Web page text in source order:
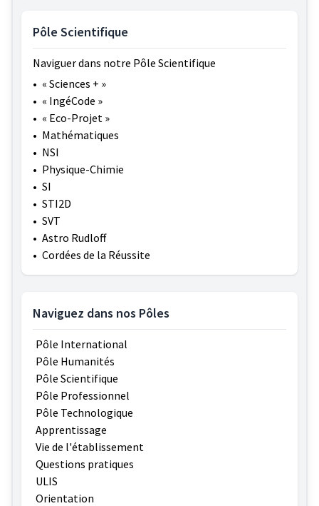
Pôle Scientifique
Naviguer dans notre Pôle Scientifique
• « Sciences + »
• « IngéCode »
• « Eco-Projet »
• Mathématiques
• NSI
• Physique-Chimie
• SI
• STI2D
• SVT
• Astro Rudloff
• Cordées de la Réussite
Naviguez dans nos Pôles
Pôle International
Pôle Humanités
Pôle Scientifique
Pôle Professionnel
Pôle Technologique
Apprentissage
Vie de l'établissement
Questions pratiques
ULIS
Orientation